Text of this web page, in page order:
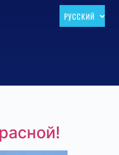
РУССКИЙ
עברית